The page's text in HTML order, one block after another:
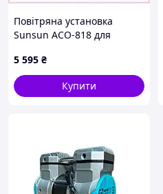
Повітряна установка
Sunsun ACO-818 для
89HH74H532
5 595 ₴
Купити